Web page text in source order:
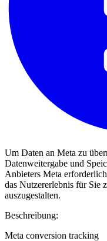
Um Daten an Meta zu
Datenweitergabe und
Anbieters Meta
das Nutzererlebnis für Sie
auszugestalten.
Beschreibung:
Meta conversion tracking